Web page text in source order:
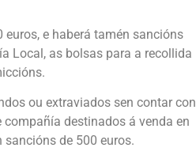
e haberá tamén sancións
Local, as bolsas para a recollida
ou extraviados sen contar con
destinados á venda en
de 500 euros.